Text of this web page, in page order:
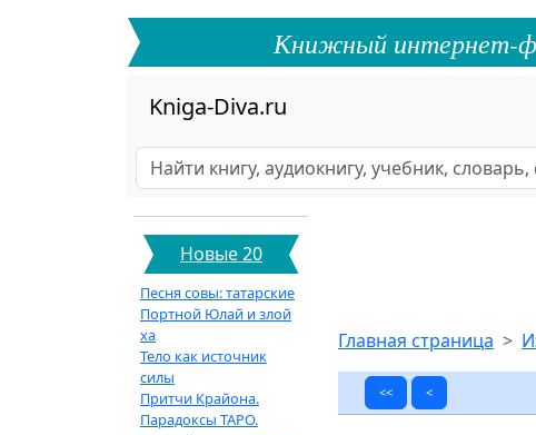
Книжный интернет-
Kniga-Diva.ru
Новые 20
Песня совы: татарские
Портной Юлай и злой
ха
Тело как источник
силы
Притчи Крайона.
Парадоксы ТАРО.
Главная страница
<< <